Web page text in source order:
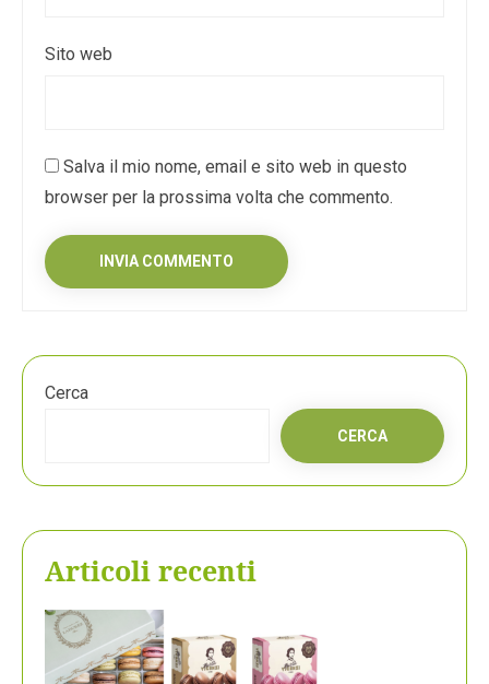
Sito web
Salva il mio nome, email e sito web in questo
browser per la prossima volta che commento.
Cerca
CERCA
Articoli recenti